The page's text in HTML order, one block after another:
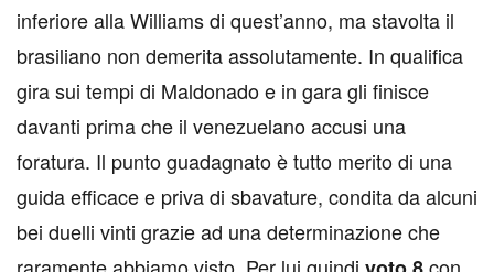
inferiore alla Williams di quest’anno, ma stavolta il
brasiliano non demerita assolutamente. In qualifica
gira sui tempi di Maldonado e in gara gli finisce
davanti prima che il venezuelano accusi una
foratura. Il punto guadagnato è tutto merito di una
guida efficace e priva di sbavature, condita da alcuni
bei duelli vinti grazie ad una determinazione che